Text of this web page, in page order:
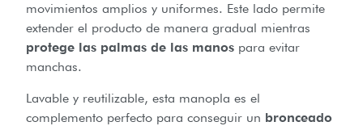
movimientos amplios y uniformes. Este lado permite
extender el producto de manera gradual mientras
protege las palmas de las manos para evitar
manchas.
Lavable y reutilizable, esta manopla es el
complemento perfecto para conseguir un bronceado